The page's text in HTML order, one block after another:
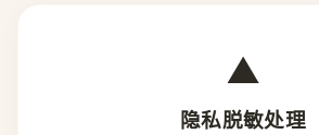
▲
隐私脱敏处理